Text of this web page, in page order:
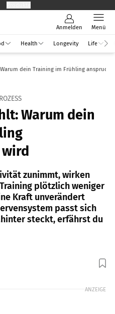
Anmelden Menü
Health Longevity Life
dein Training im Frühling
Warum dein
zunimmt, wirken
plötzlich weniger
Kraft unverändert
passt sich
steckt, erfährst du
Foto: gettyimages/skynesher
ANZEIGE